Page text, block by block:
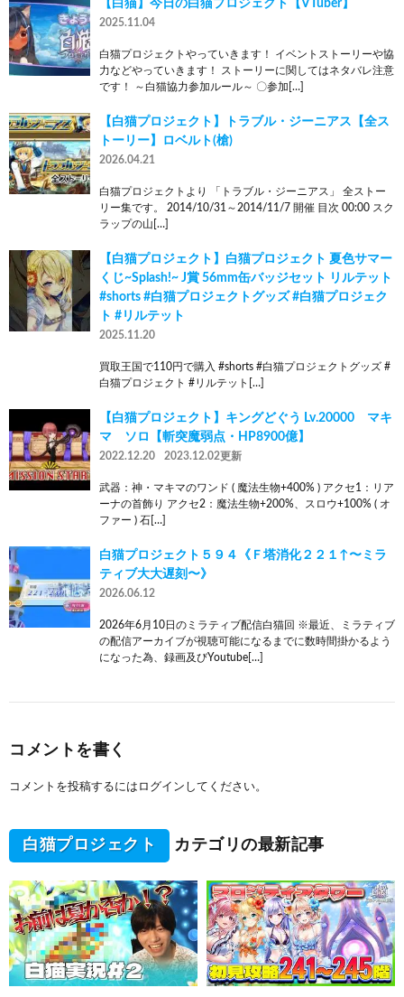
【白猫】今日の白猫プロジェクト【VTuber】
2025.11.04
白猫プロジェクトやっていきます！ イベントストーリーや協
力などやっていきます！ ストーリーに関してはネタバレ注意
です！ ～白猫協力参加ルール～ 〇参加[…]
【白猫プロジェクト】トラブル・ジーニアス【全ス
トーリー】ロベルト(槍)
2026.04.21
白猫プロジェクトより 「トラブル・ジーニアス」 全ストー
リー集です。 2014/10/31～2014/11/7 開催 目次 00:00 スク
ラップの山[…]
【白猫プロジェクト】白猫プロジェクト 夏色サマー
くじ~Splash!~ J賞 56mm缶バッジセット リルテット
#shorts #白猫プロジェクトグッズ #白猫プロジェク
ト #リルテット
2025.11.20
買取王国で110円で購入 #shorts #白猫プロジェクトグッズ #
白猫プロジェクト #リルテット[…]
【白猫プロジェクト】キングどぐう Lv.20000 マキ
マ ソロ【斬突魔弱点・HP8900億】
2022.12.20 2023.12.02更新
武器：神・マキマのワンド ( 魔法生物+400% ) アクセ1：リア
ーナの首飾り アクセ2：魔法生物+200%、スロウ+100% ( オ
ファー ) 石[…]
白猫プロジェクト５９４《Ｆ塔消化２２１↑〜ミラ
ティブ大大遅刻〜》
2026.06.12
2026年6月10日のミラティブ配信白猫回 ※最近、ミラティブ
の配信アーカイブが視聴可能になるまでに数時間掛かるよう
になった為、録画及びYoutube[…]
コメントを書く
コメントを投稿するには ログイン してください。
白猫プロジェクト カテゴリの最新記事